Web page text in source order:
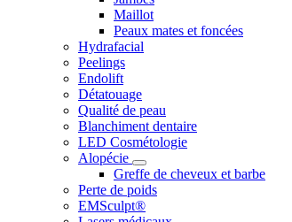
Maillot
Peaux mates et foncées
Hydrafacial
Peelings
Endolift
Détatouage
Qualité de peau
Blanchiment dentaire
LED Cosmétologie
Alopécie
Greffe de cheveux et barbe
Perte de poids
EMSculpt®